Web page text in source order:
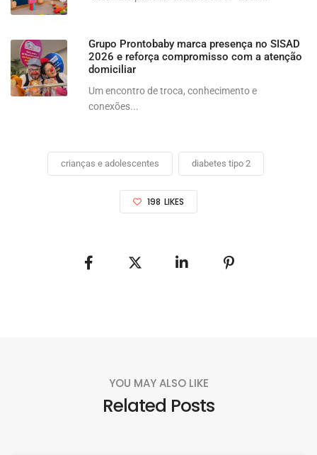
Grupo Prontobaby marca presença no SISAD
2026 e reforça compromisso com a atenção
domiciliar
Um encontro de troca, conhecimento e
conexões...
crianças e adolescentes diabetes tipo 2
198 LIKES
YOU MAY ALSO LIKE
Related Posts